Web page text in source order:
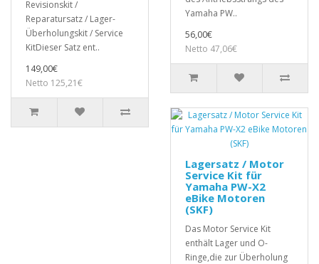
Revisionskit /
Reparatursatz / Lager-
Überholungskit / Service
KitDieser Satz ent..
149,00€
Netto 125,21€
Yamaha PW..
56,00€
Netto 47,06€
Lagersatz / Motor
Service Kit für
Yamaha PW-X2
eBike Motoren
(SKF)
Das Motor Service Kit
enthält Lager und O-
Ringe,die zur Überholung